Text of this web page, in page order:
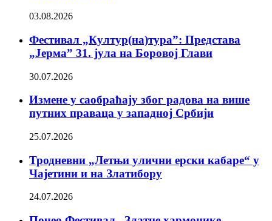
03.08.2026
Фестивал „Култур(на)тура”: Представа
„Јерма” 31. јула на Боровој Глави
30.07.2026
Измене у саобраћају због радова на више
путних праваца у западној Србији
25.07.2026
Тродневни „Летњи улични ерски кабаре“ у
Чајетини и на Златибору
24.07.2026